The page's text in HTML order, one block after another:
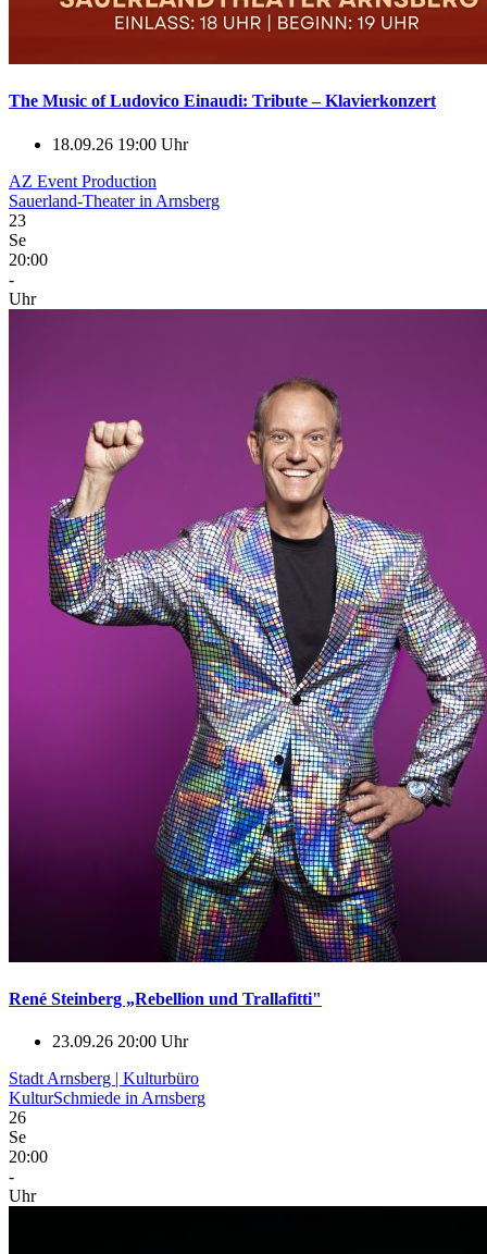
The Music of Ludovico Einaudi: Tribute – Klavierkonzert
18.09.26 19:00 Uhr
AZ Event Production
Sauerland-Theater in Arnsberg
23
Se
20:00
-
Uhr
René Steinberg „Rebellion und Trallafitti"
23.09.26 20:00 Uhr
Stadt Arnsberg | Kulturbüro
KulturSchmiede in Arnsberg
26
Se
20:00
-
Uhr